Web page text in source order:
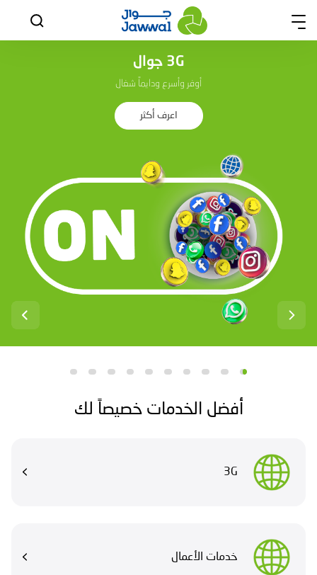
3G جوال
أوفر وأسرع ودايماً شغال
اعرف أكثر
أفضل الخدمات خصيصاً لك
3G
خدمات الأعمال